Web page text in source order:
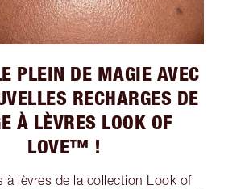
PLEIN DE MAGIE AVEC
RECHARGES DE
À LÈVRES LOOK OF
LOVE™ !
à lèvres de la collection Look of